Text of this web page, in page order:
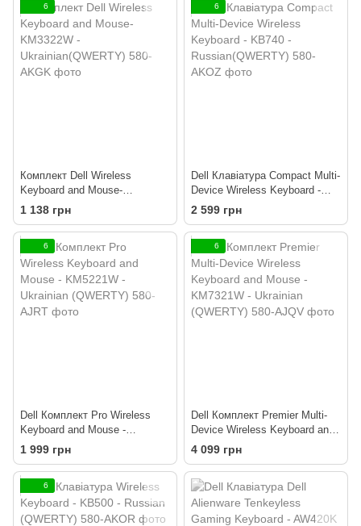
6
Комплект Dell Wireless
Keyboard and Mouse-
KM3322W -
Ukrainian(QWERTY)
1 138 грн
6
Dell Клавіатура Compact Multi-
Device Wireless Keyboard -
KB740 - Russian(QWERTY)
2 599 грн
6
Dell Комплект Pro Wireless
Keyboard and Mouse -
KM5221W - Ukrainian
(QWERTY)
1 999 грн
6
Dell Комплект Premier Multi-
Device Wireless Keyboard and
Mouse - KM7321W - Ukrainian
(QWERTY)
4 099 грн
6